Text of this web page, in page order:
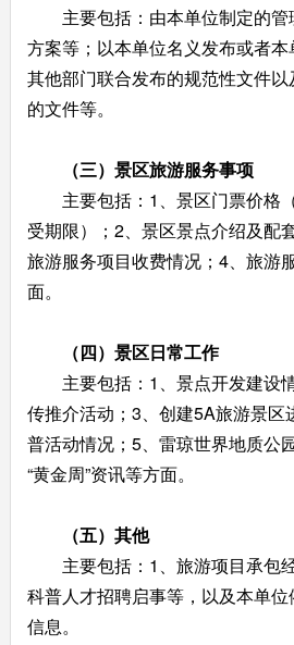
主要包括：由本单位制定的管
方案等；以本单位名义发布或者
其他部门联合发布的规范性文件
的文件等。
（三）景区旅游服务事项
主要包括：1、景区门票价格
受期限）；2、景区景点介绍及配
旅游服务项目收费情况；4、旅游
面。
（四）景区日常工作
主要包括：1、景点开发建设
传推介活动；3、创建5A旅游景区
普活动情况；5、雷琼世界地质公
“黄金周”资讯等方面。
（五）其他
主要包括：1、旅游项目承包经
科普人才招聘启事等，以及本单
信息。